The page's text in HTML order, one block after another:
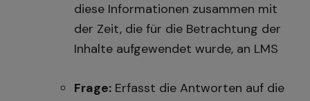
diese Informationen zusammen mit
der Zeit, die für die Betrachtung der
Inhalte aufgewendet wurde, an LMS
Frage: Erfasst die Antworten auf die